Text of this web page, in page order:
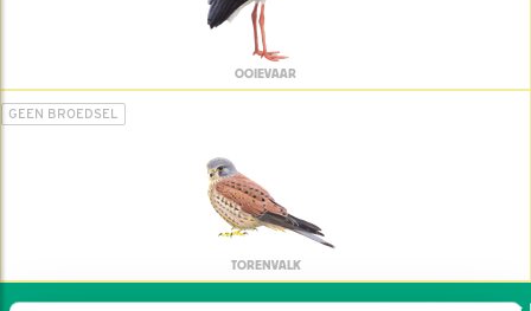
OOIEVAAR
GEEN BROEDSEL
TORENVALK